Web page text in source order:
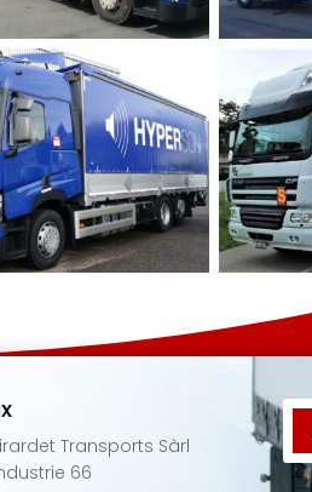
Transports Sàrl
66